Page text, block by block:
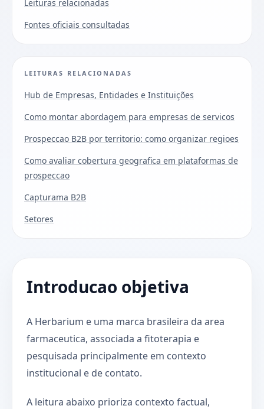
Leituras relacionadas
Fontes oficiais consultadas
LEITURAS RELACIONADAS
Hub de Empresas, Entidades e Instituições
Como montar abordagem para empresas de servicos
Prospeccao B2B por territorio: como organizar regioes
Como avaliar cobertura geografica em plataformas de
prospeccao
Capturama B2B
Setores
Introducao objetiva
A Herbarium e uma marca brasileira da area
farmaceutica, associada a fitoterapia e
pesquisada principalmente em contexto
institucional e de contato.
A leitura abaixo prioriza contexto factual,